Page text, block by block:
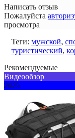
Написать отзыв
Пожалуйста
просмотра
Теги: мужской,
туристический,
Рекомендуемые
Видеообзор
2025